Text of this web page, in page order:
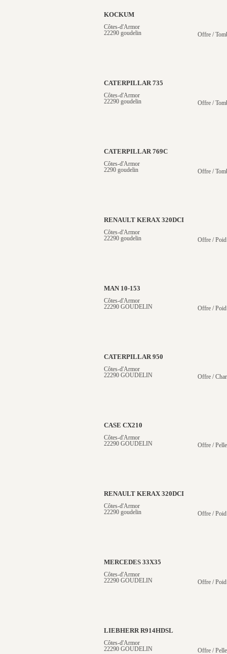
KOCKUM
Côtes-d'Armor
22290 goudelin
Offre /
CATERPILLAR 735
Côtes-d'Armor
22290 goudelin
Offre /
CATERPILLAR 769C
Côtes-d'Armor
2290 goudelin
Offre /
RENAULT KERAX 320DCI
Côtes-d'Armor
22290 goudelin
Offre /
MAN 10-153
Côtes-d'Armor
22290 GOUDELIN
Offre /
CATERPILLAR 950
Côtes-d'Armor
22290 GOUDELIN
Offre /
CASE CX210
Côtes-d'Armor
22290 GOUDELIN
Offre /
RENAULT KERAX 320DCI
Côtes-d'Armor
22290 goudelin
Offre /
MERCEDES 33X35
Côtes-d'Armor
22290 GOUDELIN
Offre /
LIEBHERR R914HDSL
Côtes-d'Armor
22290 GOUDELIN
Offre /